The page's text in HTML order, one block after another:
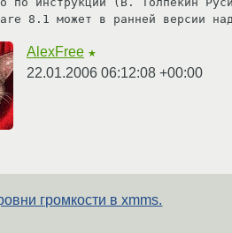
AlexFree ★
22.01.2006 06:12:08 +00:00
громкости в xmms.